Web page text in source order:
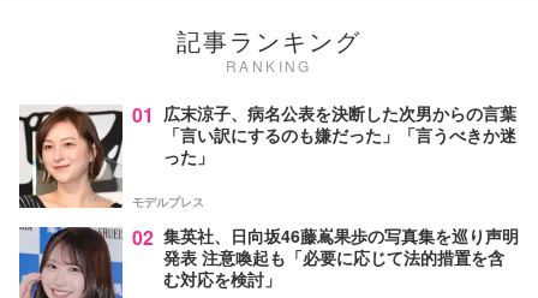
記事ランキング
RANKING
01 広末涼子、病名公表を決断した次男からの言葉
「言い訳にするのも嫌だった」「言うべきか迷
った」
モデルプレス
02 集英社、日向坂46藤嶌果歩の写真集を巡り声明
発表 注意喚起も「必要に応じて法的措置を含
む対応を検討」